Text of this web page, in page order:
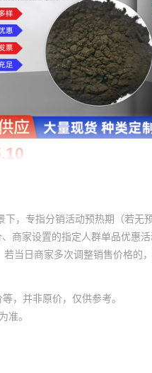
，专指分销活动预热期（若无
商家设置的指定人群单品优惠
当日商家多次调整销售价格的
，并非原价，仅供参考。
准。